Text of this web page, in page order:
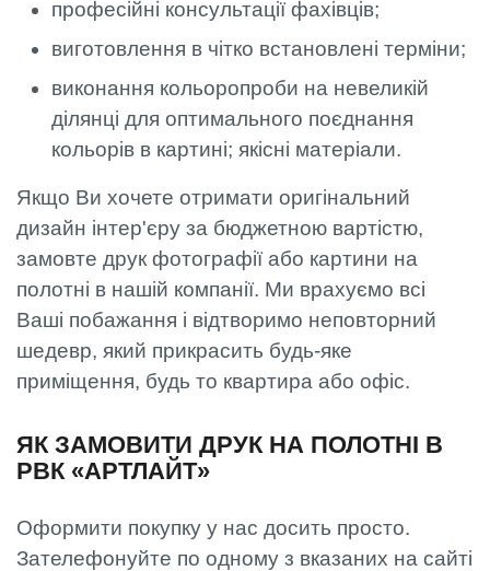
професійні консультації фахівців;
виготовлення в чітко встановлені терміни;
виконання кольоропроби на невеликій
ділянці для оптимального поєднання
кольорів в картині; якісні матеріали.
Якщо Ви хочете отримати оригінальний
дизайн інтер'єру за бюджетною вартістю,
замовте друк фотографії або картини на
полотні в нашій компанії. Ми врахуємо всі
Ваші побажання і відтворимо неповторний
шедевр, який прикрасить будь-яке
приміщення, будь то квартира або офіс.
ЯК ЗАМОВИТИ ДРУК НА ПОЛОТНІ В
РВК «АРТЛАЙТ»
Оформити покупку у нас досить просто.
Зателефонуйте по одному з вказаних на сайті